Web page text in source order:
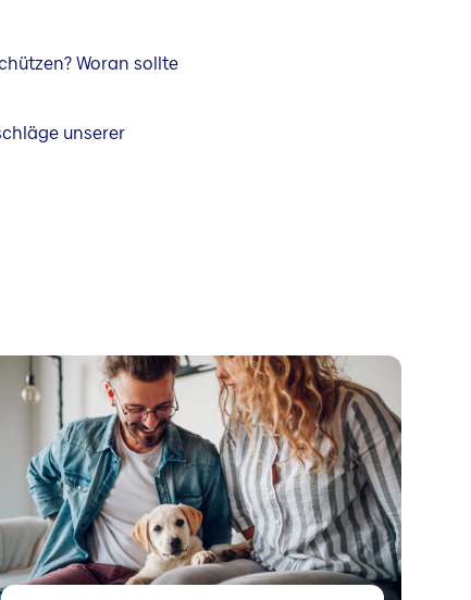
Woran sollte
unserer